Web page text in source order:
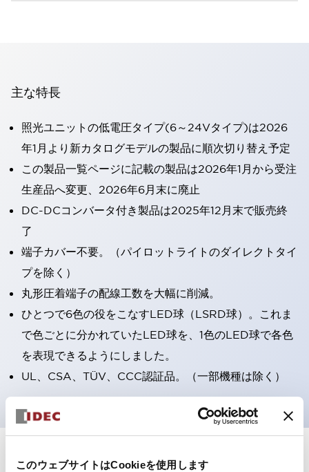
このウェブサイトはCookieを使用します
主な特長
照光ユニットの低電圧タイプ(6～24Vタイプ)は2026
年1月より新カタログモデルの製品に順次切り替え予定
この製品一覧ページに記載の製品は2026年1月から受注
生産品へ変更、2026年6月末に廃止
DC-DCコンバータ付き製品は2025年12月末で販売終
了
端子カバー不要。（パイロットライトのダイレクトタイ
プを除く）
丸形圧着端子の配線工数を大幅に削減。
ひとつで6色の役をこなすLED球（LSRD球）。これま
で色ごとに分かれていたLED球を、1色のLED球で各色
を表現できるようにしました。
UL、CSA、TÜV、CCC認証品。（一部機種は除く）
仕様